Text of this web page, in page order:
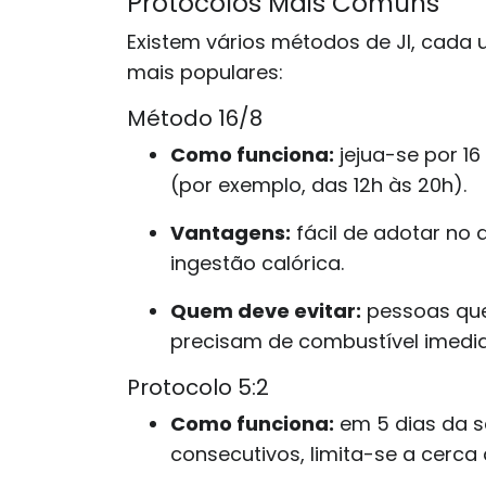
Existem vários métodos de JI,
mais populares:
Método 16/8
Como funciona: jejua-se por
(por exemplo, das 12h às 20h).
Vantagens: fácil de adotar no
ingestão calórica.
Quem deve evitar: pessoas
precisam de combustível
Protocolo 5:2
Como funciona: em 5 dias da
consecutivos, limita-se a cerca